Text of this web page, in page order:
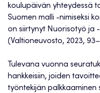
koulupäivän yhteydessä
Suomen malli -nimiseksi
on siirtynyt Nuorisotyö ja
(Valtioneuvosto, 2023,
Tulevana vuonna
hankkeisiin, joiden
työntekijän